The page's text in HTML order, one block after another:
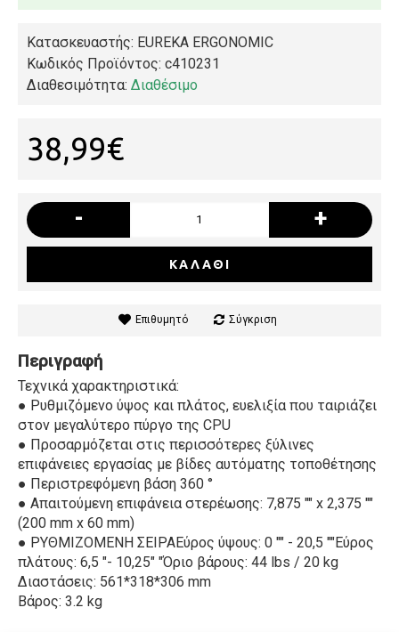
Κατασκευαστής: EUREKA ERGONOMIC
Κωδικός Προϊόντος: c410231
Διαθεσιμότητα: Διαθέσιμο
38,99€
- +
ΚΑΛΆΘΙ
Επιθυμητό Σύγκριση
Περιγραφή
Τεχνικά χαρακτηριστικά:
● Ρυθμιζόμενο ύψος και πλάτος, ευελιξία που ταιριάζει
στον μεγαλύτερο πύργο της CPU
● Προσαρμόζεται στις περισσότερες ξύλινες
επιφάνειες εργασίας με βίδες αυτόματης τοποθέτησης
● Περιστρεφόμενη βάση 360 °
● Απαιτούμενη επιφάνεια στερέωσης: 7,875 "" x 2,375 ""
(200 mm x 60 mm)
● ΡΥΘΜΙΖΟΜΕΝΗ ΣΕΙΡΑΕύρος ύψους: 0 "" - 20,5 ""Εύρος
πλάτους: 6,5 "- 10,25" "Όριο βάρους: 44 lbs / 20 kg
Διαστάσεις: 561*318*306 mm
Βάρος: 3.2 kg